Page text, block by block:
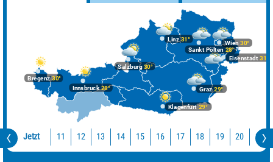
Bregenz30°
Graz29°
Innsbruck28°
Klagenfurt 29°
Linz31°
Salzburg30°
Wien 30°
Eisenstadt 31°
Sankt Pölten 28°
Jetzt 11 12 13 14 15 16 17 18 19 20 21